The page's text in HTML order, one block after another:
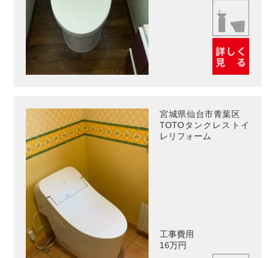
宮城県仙台市青葉区
TOTOタンクレストイ
レリフォーム
工事費用
16万円